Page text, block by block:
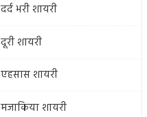
दर्द भरी शायरी
दूरी शायरी
एहसास शायरी
मजाकिया शायरी